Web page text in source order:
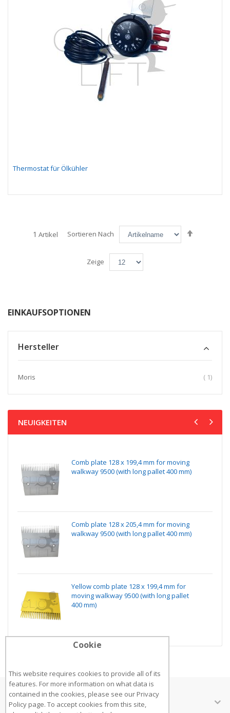
Thermostat für Ölkühler
1 Artikel Sortieren Nach
Zeige
EINKAUFSOPTIONEN
Hersteller
Moris 1Artikel
NEUIGKEITEN
Comb plate 128 x 199,4 mm for moving
walkway 9500 (with long pallet 400 mm)
Comb plate 128 x 205,4 mm for moving
walkway 9500 (with long pallet 400 mm)
Yellow comb plate 128 x 199,4 mm for
moving walkway 9500 (with long pallet
400 mm)
ÜBER UNS
Cookie
This website requires cookies to provide all of its
features. For more information on what data is
contained in the cookies, please see our Privacy
Policy page. To accept cookies from this site,